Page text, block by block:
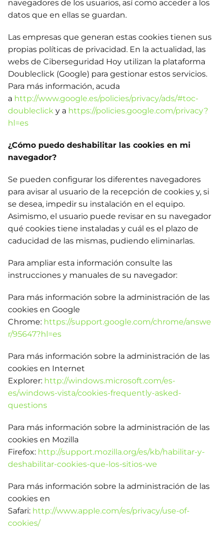
navegadores de los usuarios, así como acceder a los
datos que en ellas se guardan.
Las empresas que generan estas cookies tienen sus
propias políticas de privacidad. En la actualidad, las
webs de Ciberseguridad Hoy utilizan la plataforma
Doubleclick (Google) para gestionar estos servicios.
Para más información, acuda
a http://www.google.es/policies/privacy/ads/#toc-
doubleclick y a https://policies.google.com/privacy?
hl=es
¿Cómo puedo deshabilitar las cookies en mi
navegador?
Se pueden configurar los diferentes navegadores
para avisar al usuario de la recepción de cookies y, si
se desea, impedir su instalación en el equipo.
Asimismo, el usuario puede revisar en su navegador
qué cookies tiene instaladas y cuál es el plazo de
caducidad de las mismas, pudiendo eliminarlas.
Para ampliar esta información consulte las
instrucciones y manuales de su navegador:
Para más información sobre la administración de las
cookies en Google
Chrome: https://support.google.com/chrome/answe
r/95647?hl=es
Para más información sobre la administración de las
cookies en Internet
Explorer: http://windows.microsoft.com/es-
es/windows-vista/cookies-frequently-asked-
questions
Para más información sobre la administración de las
cookies en Mozilla
Firefox: http://support.mozilla.org/es/kb/habilitar-y-
deshabilitar-cookies-que-los-sitios-we
Para más información sobre la administración de las
cookies en
Safari: http://www.apple.com/es/privacy/use-of-
cookies/